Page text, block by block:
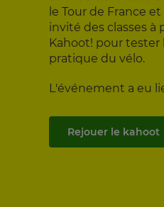
le Tour de France
invité des classes
Kahoot! pour tester
pratique du vélo.
L'événement a eu
Rejouer le kahoot